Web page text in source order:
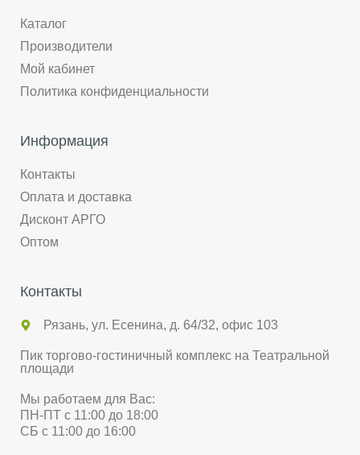
Каталог
Производители
Мой кабинет
Политика конфиденциальности
Информация
Контакты
Оплата и доставка
Дисконт АРГО
Оптом
Контакты
Рязань, ул. Есенина, д. 64/32, офис 103
Пик торгово-гостиничный комплекс на Театральной
площади
Мы работаем для Вас:
ПН-ПТ с 11:00 до 18:00
СБ с 11:00 до 16:00